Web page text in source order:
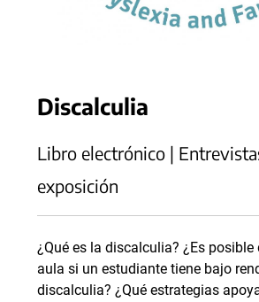
Discalculia
Libro electrónico |
exposición
¿Qué es la discalculia? ¿Es posible
aula si un estudiante tiene bajo
discalculia? ¿Qué estrategias